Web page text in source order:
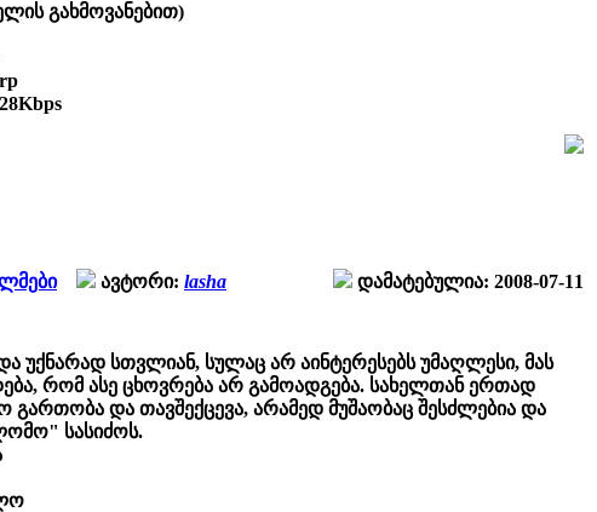
გახმოვანებით)
ავტორი: lasha დამატებულია: 2008-07-11
უქნარად სთვლიან, სულაც არ აინტერესებს უმაღლესი, მას
რომ ასე ცხოვრება არ გამოადგება. სახელთან ერთად
და თავშექცევა, არამედ მუშაობაც შესძლებია და
სასიძოს.